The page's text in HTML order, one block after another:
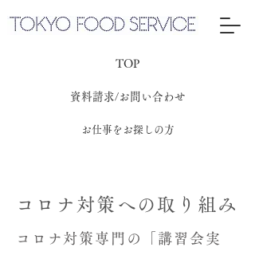
TOP
資料請求/お問い合わせ
お仕事をお探しの方
コロナ対策への取り組み
コロナ対策専門の「講習会実